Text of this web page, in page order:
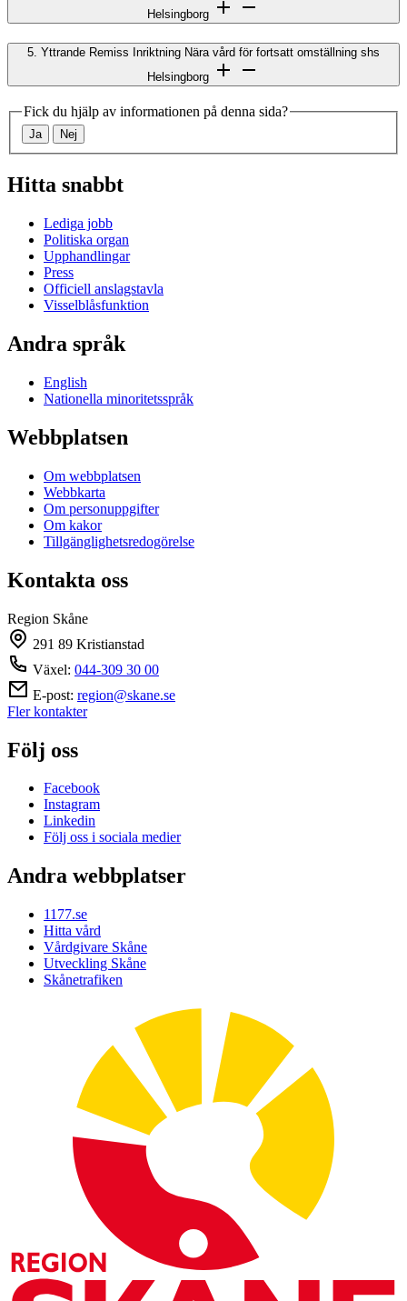
Helsingborg
5. Yttrande Remiss Inriktning Nära vård för fortsatt omställning shs
Helsingborg
Fick du hjälp av informationen på denna sida?
Ja Nej
Hitta snabbt
Lediga jobb
Politiska organ
Upphandlingar
Press
Officiell anslagstavla
Visselblåsfunktion
Andra språk
English
Nationella minoritetsspråk
Webbplatsen
Om webbplatsen
Webbkarta
Om personuppgifter
Om kakor
Tillgänglighetsredogörelse
Kontakta oss
Region Skåne
291 89 Kristianstad
Växel: 044-309 30 00
E-post: region@skane.se
Fler kontakter
Följ oss
Facebook
Instagram
Linkedin
Följ oss i sociala medier
Andra webbplatser
1177.se
Hitta vård
Vårdgivare Skåne
Utveckling Skåne
Skånetrafiken